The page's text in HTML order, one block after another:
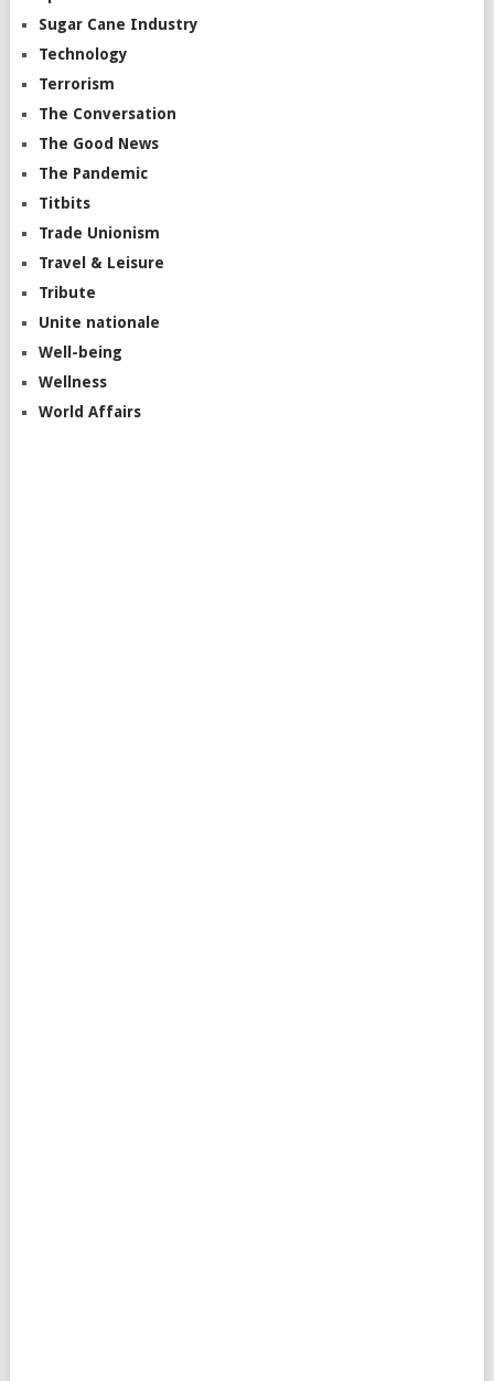
Sugar Cane Industry
Technology
Terrorism
The Conversation
The Good News
The Pandemic
Titbits
Trade Unionism
Travel & Leisure
Tribute
Unite nationale
Well-being
Wellness
World Affairs